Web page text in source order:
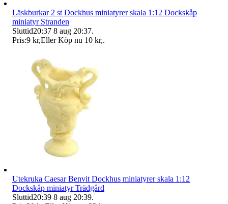
Läskburkar 2 st Dockhus miniatyrer skala 1:12 Dockskåp
miniatyr Stranden
Sluttid20:37 8 aug 20:37.
Pris:9 kr,Eller Köp nu 10 kr,.
Utekruka Caesar Benvit Dockhus miniatyrer skala 1:12
Dockskåp miniatyr Trädgård
Sluttid20:39 8 aug 20:39.